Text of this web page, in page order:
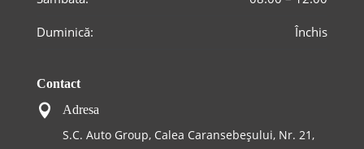
Duminică: Închis
Contact
 Adresa
S.C. Auto Group, Calea Caransebeşului, Nr. 21,